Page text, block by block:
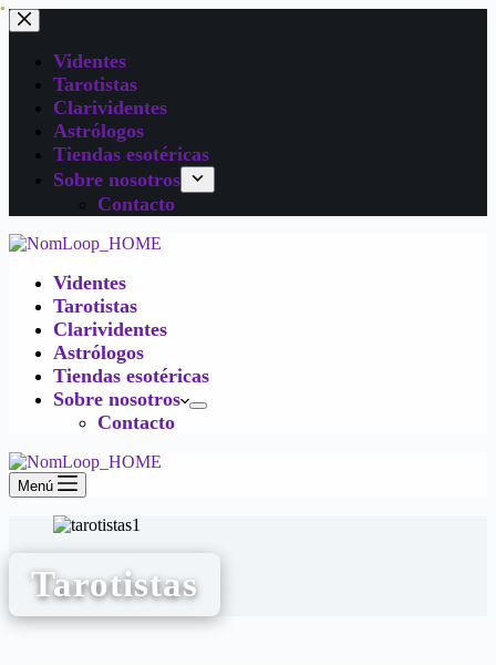
Videntes
Tarotistas
Clarividentes
Astrólogos
Tiendas esotéricas
Sobre nosotros
Contacto
Videntes
Tarotistas
Clarividentes
Astrólogos
Tiendas esotéricas
Sobre nosotros
Contacto
Menú
Tarotistas